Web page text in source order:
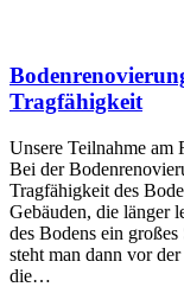
Tragfähigkeit
Unsere Teilnahme am
Bei der
Tragfähigkeit des
Gebäuden, die länger
des Bodens ein
steht man dann vor
die…